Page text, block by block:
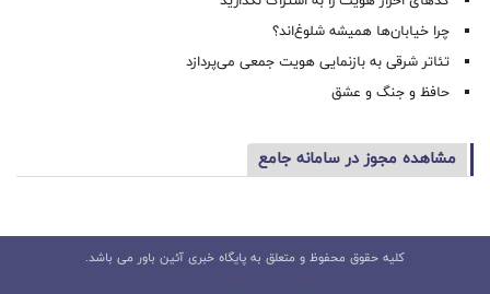
چرا خیابان‌ها همیشه شلوغ‌اند؟
تئاتر شرقی به بازنمایی هویت جمعی می‌پردازد
حافظ و جنگ و عشق
مشاهده مجوز در سامانه جامع
کلیه حقوق محفوظ و متعلق به پایگاه خبری آئین باور می باشد.